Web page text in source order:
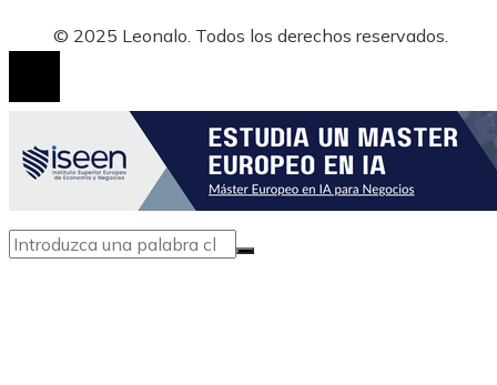
© 2025 Leonalo. Todos los derechos reservados.